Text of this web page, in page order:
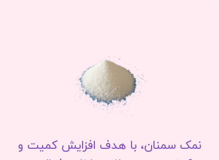
نمک سمنان، با هدف افزایش کمیت و